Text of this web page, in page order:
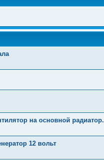
на основной радиатор.
12 вольт